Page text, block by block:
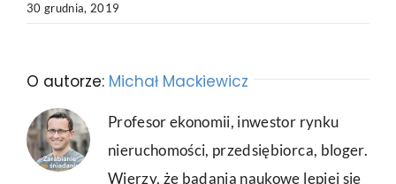
30 grudnia, 2019
O autorze: Michał Mackiewicz
Profesor ekonomii, inwestor rynku
nieruchomości, przedsiębiorca, bloger.
Wierzy, że badania naukowe lepiej się